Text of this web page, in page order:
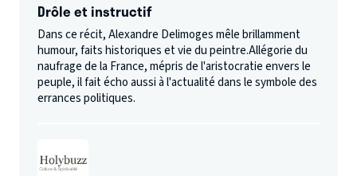
Drôle et instructif
Dans ce récit, Alexandre Delimoges mêle brillamment
humour, faits historiques et vie du peintre.Allégorie du
naufrage de la France, mépris de l'aristocratie envers le
peuple, il fait écho aussi à l'actualité dans le symbole des
errances politiques.